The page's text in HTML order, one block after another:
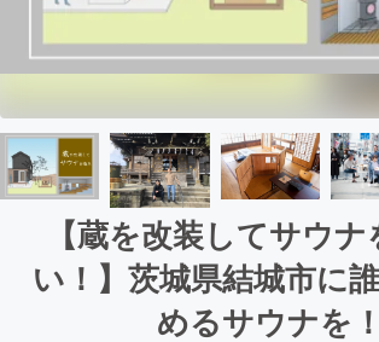
【蔵を改装してサウ
い！】茨城県結城市に
めるサウナを！